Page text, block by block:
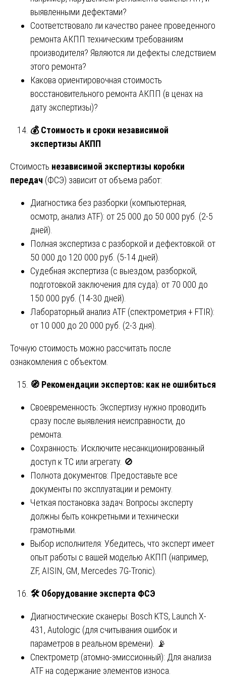
выявленными дефектами?
Соответствовало ли качество ранее проведенного
ремонта АКПП техническим требованиям
производителя? Являются ли дефекты следствием
этого ремонта?
Какова ориентировочная стоимость
восстановительного ремонта АКПП (в ценах на
дату экспертизы)?
💰Стоимость и сроки независимой
экспертизы АКПП
Стоимость независимой экспертизы коробки
передач (ФСЭ) зависит от объема работ:
Диагностика без разборки (компьютерная,
осмотр, анализ ATF): от 25 000 до 50 000 руб. (2-5
дней).
Полная экспертиза с разборкой и дефектовкой: от
50 000 до 120 000 руб. (5-14 дней).
Судебная экспертиза (с выездом, разборкой,
подготовкой заключения для суда): от 70 000 до
150 000 руб. (14-30 дней).
Лабораторный анализ ATF (спектрометрия + FTIR):
от 10 000 до 20 000 руб. (2-3 дня).
Точную стоимость можно рассчитать после
ознакомления с объектом.
🧭 Рекомендации экспертов: как не ошибиться
Своевременность: Экспертизу нужно проводить
сразу после выявления неисправности, до
ремонта.
Сохранность: Исключите несанкционированный
доступ к ТС или агрегату. 🚫
Полнота документов: Предоставьте все
документы по эксплуатации и ремонту.
Четкая постановка задач: Вопросы эксперту
должны быть конкретными и технически
грамотными.
Выбор исполнителя: Убедитесь, что эксперт имеет
опыт работы с вашей моделью АКПП (например,
ZF, AISIN, GM, Mercedes 7G-Tronic).
🛠 ️ Оборудование эксперта ФСЭ
Диагностические сканеры: Bosch KTS, Launch X-
431, Autologic (для считывания ошибок и
параметров в реальном времени). 📡
Спектрометр (атомно-эмиссионный): Для анализа
ATF на содержание элементов износа.